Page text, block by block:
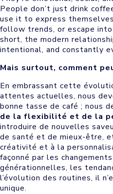
People don’t just drink
use it to express
follow trends, or escape
short, the modern
intentional, and constantly
Mais surtout, comment
En embrassant cette
attentes actuelles, nous
bonne tasse de café ; nous
de la flexibilité et de la
introduire de nouvelles
de santé et de mieux-être,
créativité et à la
façonné par les
générationnelles, les
l’évolution des routines, il
unique.